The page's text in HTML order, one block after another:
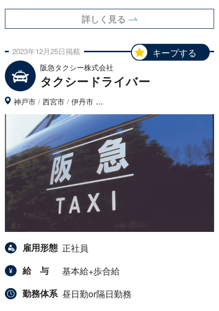
詳しく見る
キープする
2023年12月25日掲載
阪急タクシー株式会社
タクシードライバー
神戸市 西宮市 伊丹市...
雇用形態 正社員
給与
基本給+歩合給
勤務体系 昼日勤or隔日勤務